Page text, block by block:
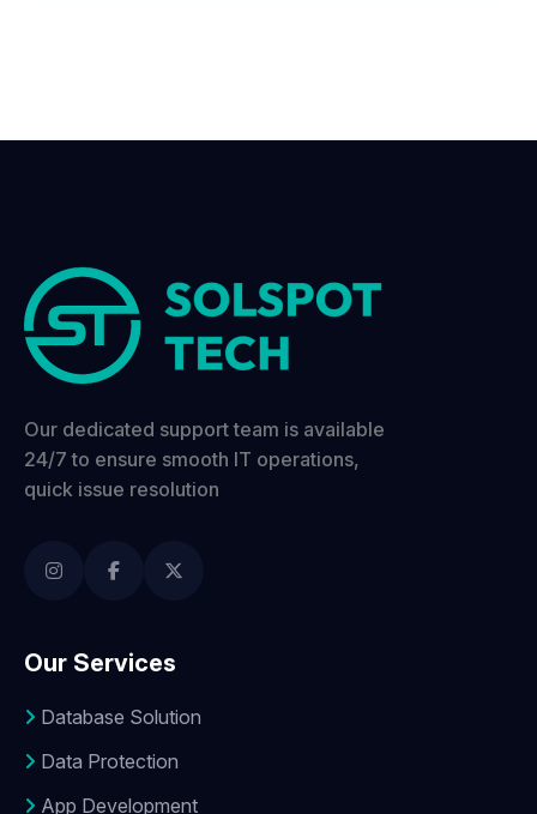
Our dedicated support team is available
24/7 to ensure smooth IT operations,
quick issue resolution
Our Services
Database Solution
Data Protection
App Development